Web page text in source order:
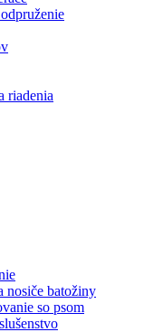
riadenia
nosiče batožiny
so psom